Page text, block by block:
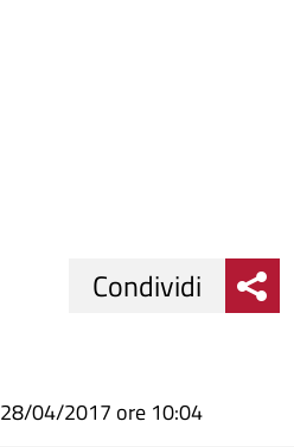
su
Condividi
Condividi
28/04/2017 ore 10:04